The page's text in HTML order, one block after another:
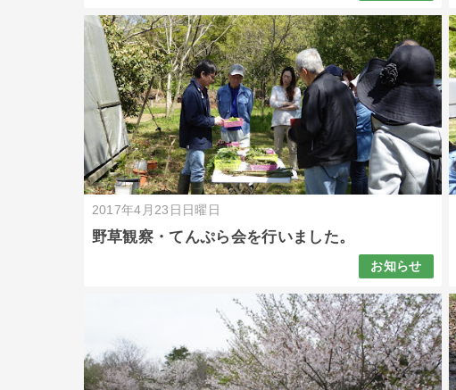
2017年4月23日日曜日
野草観察・てんぷら会を行いました。
お知らせ